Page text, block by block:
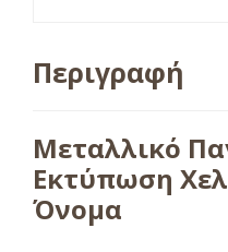
Περιγραφή
Μεταλλικό
Εκτύπωση
Όνομα